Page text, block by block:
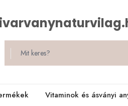
Vitaminok és ásványi